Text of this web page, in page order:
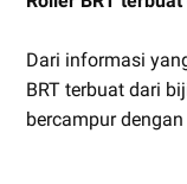
Dari informasi
BRT terbuat dari
bercampur